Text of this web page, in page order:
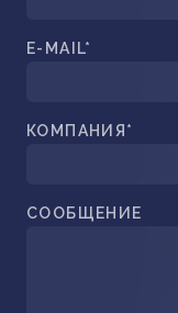
E-MAIL*
КОМПАНИЯ*
СООБЩЕНИЕ